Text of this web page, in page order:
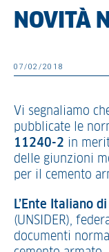
NOVITÀ
07/02/2018
Vi segnaliamo
pubblicate le
11240-2 in
delle giunzioni
per il cemento
L’Ente Italiano
(UNSIDER),
documenti